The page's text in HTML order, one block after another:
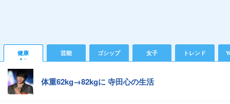
健康 芸能 ゴシップ 女子 トレンド
体重62kg→82kgに 寺田心の生活